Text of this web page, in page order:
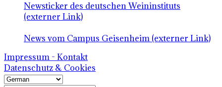
Newsticker des deutschen Weininstituts
(externer Link)
News vom Campus Geisenheim (externer Link)
Impressum - Kontakt
Datenschutz & Cookies